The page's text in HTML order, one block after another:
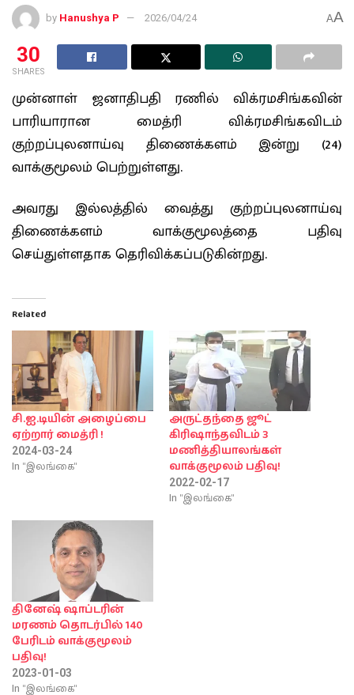
by Hanushya P 2026/04/24 AA
30
SHARES
முன்னாள் ஜனாதிபதி ரணில் விக்ரமசிங்கவின்
பாரியாரான மைத்ரி விக்ரமசிங்கவிடம்
குற்றப்புலனாய்வு திணைக்களம் இன்று (24)
வாக்குமூலம் பெற்றுள்ளது.
அவரது இல்லத்தில் வைத்து குற்றப்புலனாய்வு
திணைக்களம் வாக்குமூலத்தை பதிவு
செய்துள்ளதாக தெரிவிக்கப்படுகின்றது.
Related
சி.ஐ.டியின் அழைப்பை
ஏற்றார் மைத்ரி !
2024-03-24
In "இலங்கை"
அருட்தந்தை ஜூட்
கிரிஷாந்தவிடம் 3
மணித்தியாலங்கள்
வாக்குமூலம் பதிவு!
2022-02-17
In "இலங்கை"
தினேஷ் ஷாப்டரின்
மரணம் தொடர்பில் 140
பேரிடம் வாக்குமூலம்
பதிவு!
2023-01-03
In "இலங்கை"